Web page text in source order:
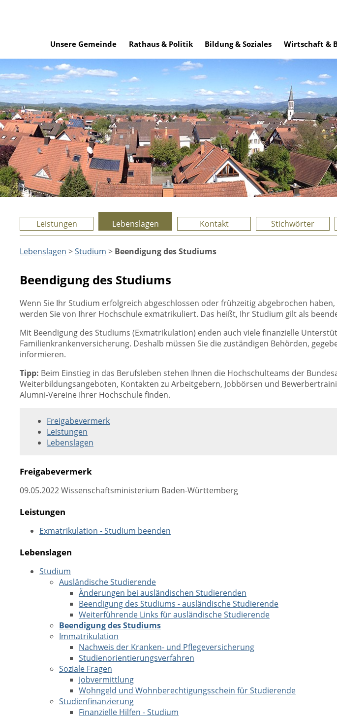
Unsere Gemeinde Rathaus & Politik Bildung & Soziales Wirtschaft &
Leistungen Lebenslagen Kontakt Stichwörter
Lebenslagen >Studium > Beendigung des Studiums
Beendigung des Studiums
Wenn Sie Ihr Studium erfolgreich abgeschlossen oder frühzeitig abgebrochen
werden Sie von Ihrer Hochschule exmatrikuliert. Das heißt, Ihr Studium gilt als
Mit Beendigung des Studiums (Exmatrikulation) enden auch viele finanzielle
Familienkrankenversicherung. Deshalb müssen Sie die zuständigen Behörden,
informieren.
Tipp: Beim Einstieg in das Berufsleben stehen Ihnen die Hochschulteams der
Weiterbildungsangeboten, Kontakten zu Arbeitgebern, Jobbörsen und
Alumni-Vereine Ihrer Hochschule finden.
Freigabevermerk
Leistungen
Lebenslagen
Freigabevermerk
09.05.2022 Wissenschaftsministerium Baden-Württemberg
Leistungen
Exmatrikulation - Studium beenden
Lebenslagen
Studium
Ausländische Studierende
Änderungen bei ausländischen Studierenden
Beendigung des Studiums - ausländische Studierende
Weiterführende Links für ausländische Studierende
Beendigung des Studiums
Immatrikulation
Nachweis der Kranken- und Pflegeversicherung
Studienorientierungsverfahren
Soziale Fragen
Jobvermittlung
Wohngeld und Wohnberechtigungsschein für Studierende
Studienfinanzierung
Finanzielle Hilfen - Studium